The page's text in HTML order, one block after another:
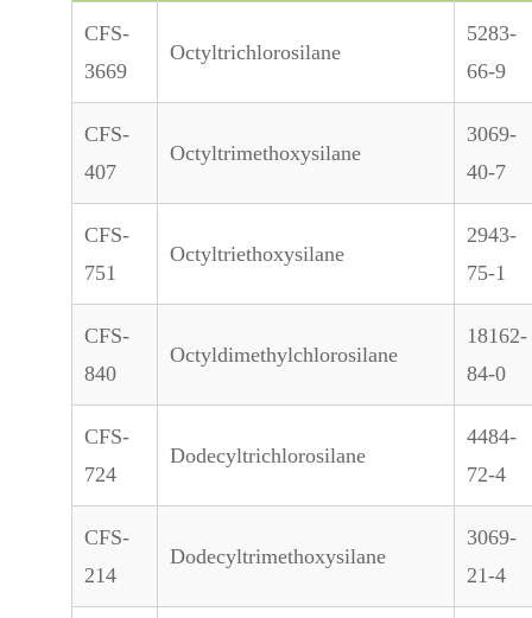
CFS-
3669
Octyltrichlorosilane
5283-
66-9
CFS-
407
Octyltrimethoxysilane
3069-
40-7
CFS-
751
Octyltriethoxysilane
2943-
75-1
CFS-
840
Octyldimethylchlorosilane
18162-
84-0
CFS-
724
Dodecyltrichlorosilane
4484-
72-4
CFS-
214
Dodecyltrimethoxysilane
3069-
21-4